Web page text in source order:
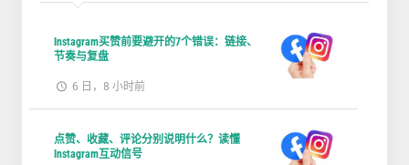
Instagram买赞前要避开的7个错误：链接、
节奏与复盘
6 日，8 小时前
点赞、收藏、评论分别说明什么？读懂
Instagram互动信号